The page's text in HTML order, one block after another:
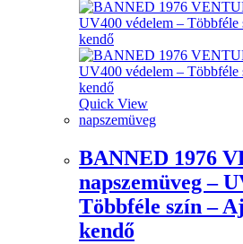
Quick View
napszemüveg
BANNED 1976
napszemüveg –
Többféle szín –
kendő